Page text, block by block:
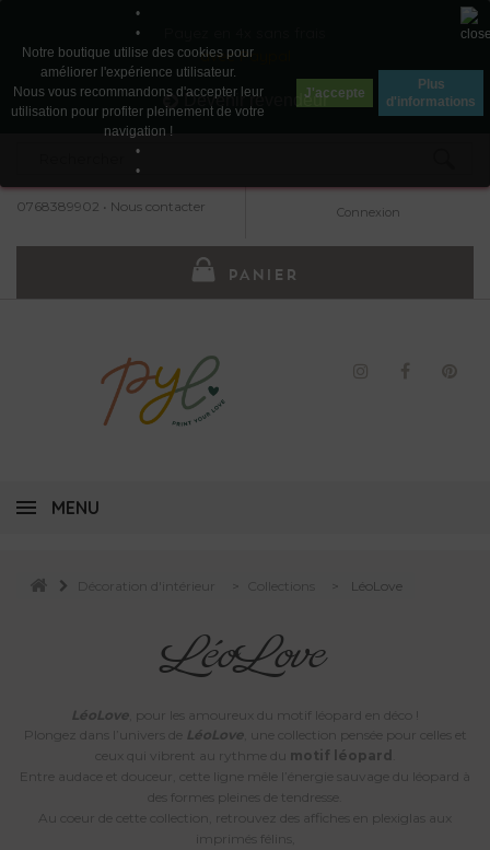
avec Paypal
Devenir revendeur
0768389902 • Nous contacter Connexion
PANIER
•
•
Notre boutique utilise des cookies pour
améliorer l'expérience utilisateur.
Nous vous recommandons d'accepter leur
utilisation pour profiter pleinement de votre
navigation !
•
•
J'accepte
Plus
d'informations
MENU
Décoration d'intérieur Collections LéoLove
LéoLove
LéoLove , pour les amoureux du motif léopard en déco !
Plongez dans l’univers de
LéoLove, une collection pensée pour celles et
ceux qui vibrent au rythme du motif léopard
Entre audace et douceur, cette ligne mêle l’énergie sauvage du léopard à
des formes pleines de tendresse.
Au coeur de cette collection, retrouvez des affiches en plexiglas aux
imprimés félins,